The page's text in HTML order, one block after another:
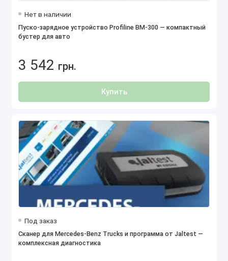
Нет в наличии
Пуско-зарядное устройство Profiline BM-300 — компактный
бустер для авто
3 542 грн.
Купить
Под заказ
Сканер для Mercedes-Benz Trucks и программа от Jaltest —
комплексная диагностика